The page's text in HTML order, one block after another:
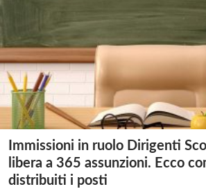
Immissioni in ruolo Dirigenti
libera a 365 assunzioni. Ecco
distribuiti i posti